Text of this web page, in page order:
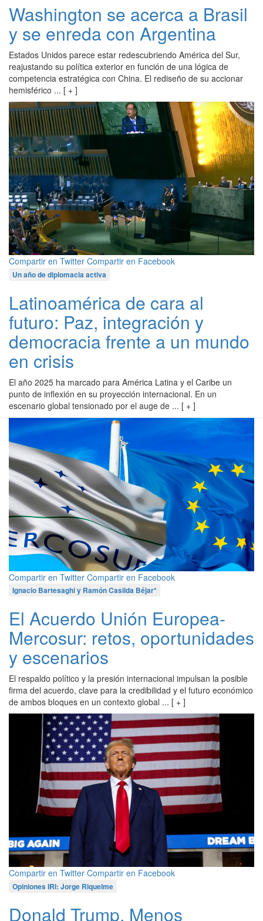
Washington se acerca a Brasil
y se enreda con Argentina
Estados Unidos parece estar redescubriendo América del Sur,
reajustando su política exterior en función de una lógica de
competencia estratégica con China. El rediseño de su accionar
hemisférico ... [ + ]
Compartir en Twitter Compartir en Facebook
Un año de diplomacia activa
Latinoamérica de cara al
futuro: Paz, integración y
democracia frente a un mundo
en crisis
El año 2025 ha marcado para América Latina y el Caribe un
punto de inflexión en su proyección internacional. En un
escenario global tensionado por el auge de ... [ + ]
Compartir en Twitter Compartir en Facebook
Ignacio Bartesaghi y Ramón Casilda Béjar*
El Acuerdo Unión Europea-
Mercosur: retos, oportunidades
y escenarios
El respaldo político y la presión internacional impulsan la posible
firma del acuerdo, clave para la credibilidad y el futuro económico
de ambos bloques en un contexto global ... [ + ]
Compartir en Twitter Compartir en Facebook
Opiniones IRI: Jorge Riquelme
Donald Trump. Menos